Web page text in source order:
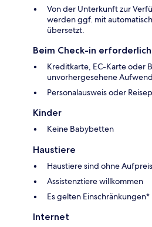
Von der Unterkunft zur
werden ggf. mit
übersetzt.
Beim Check-in erforderlich
Kreditkarte, EC-Karte oder
unvorhergesehene
Personalausweis oder
Kinder
Keine Babybetten
Haustiere
Haustiere sind ohne
Assistenztiere willkommen
Es gelten Einschränkungen*
Internet